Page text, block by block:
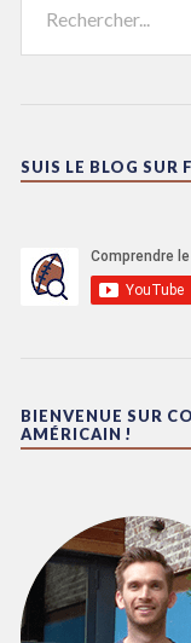
SUIS LE BLOG SUR
BIENVENUE SUR
AMÉRICAIN !